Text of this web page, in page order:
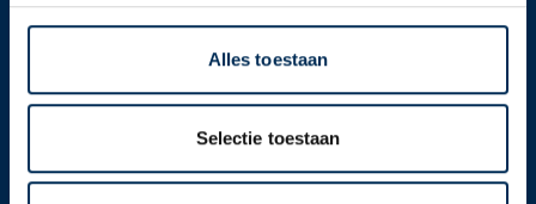
Alles toestaan
Selectie toestaan
Over ons
Over Service Apotheek
Werken bij